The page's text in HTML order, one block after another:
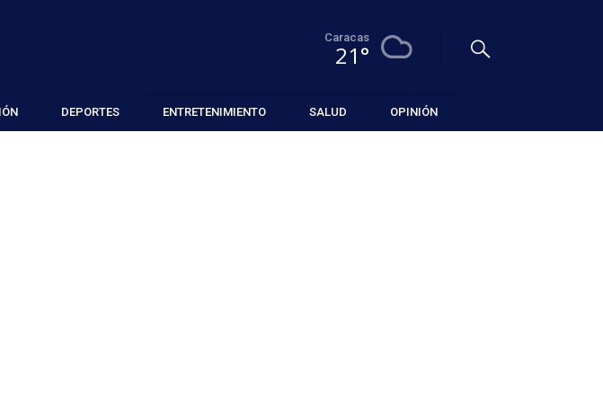
Caracas
21°
DEPORTES ENTRETENIMIENTO SALUD OPINIÓN